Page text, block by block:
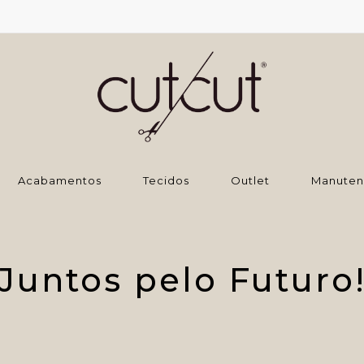
‌Acabamentos Tecidos Outlet
pelo Futuro!